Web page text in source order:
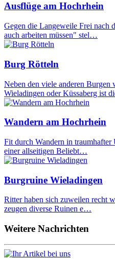
Ausflüge am Hochrhein
Gegen die Langeweile Frei nach
auch arbeiten müssen" stel…
Burg Rötteln
Neben den viele anderen
Wieladingen oder Küssaberg ist
Wandern am Hochrhein
Fit durch Wandern in traumhafter
einer allseitigen Beliebt…
Burgruine Wieladingen
Ritter haben sich zuweilen recht
zeugen diverse Ruinen e…
Weitere Nachrichten